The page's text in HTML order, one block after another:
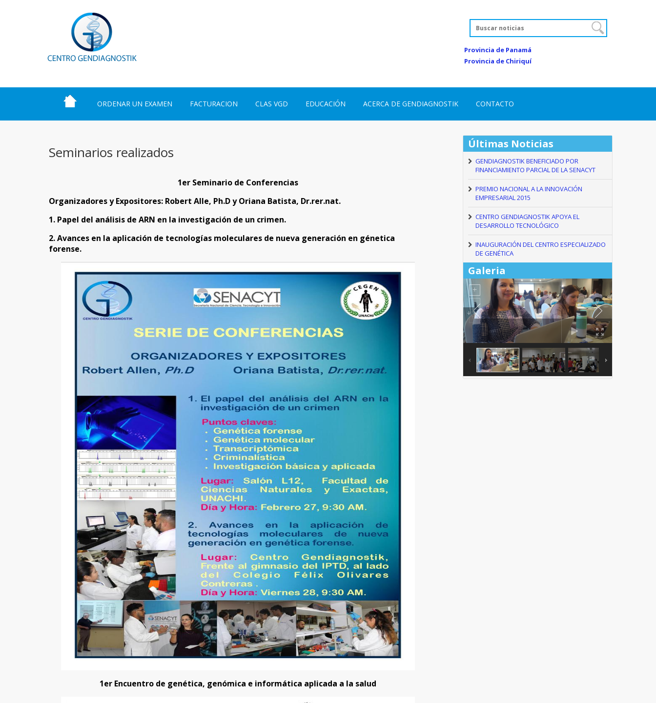
Provincia de Panamá
Provincia de Chiriquí
ORDENAR UN EXAMEN FACTURACION CLAS VGD EDUCACIÓN ACERCA DE GENDIAGNOSTIK CONTACTO
Seminarios realizados
1er Seminario de Conferencias
Organizadores y Expositores: Robert Alle, Ph.D y Oriana Batista, Dr.rer.nat.
1. Papel del análisis de ARN en la investigación de un crimen.
2. Avances en la aplicación de tecnologías moleculares de nueva generación en génetica
forense.
1er Encuentro de genética, genómica e informática aplicada a la salud
Últimas Noticias
GENDIAGNOSTIK BENEFICIADO POR
FINANCIAMIENTO PARCIAL DE LA SENACYT
PREMIO NACIONAL A LA INNOVACIÓN
EMPRESARIAL 2015
CENTRO GENDIAGNOSTIK APOYA EL
DESARROLLO TECNOLÓGICO
INAUGURACIÓN DEL CENTRO ESPECIALIZADO
DE GENÉTICA
Galeria